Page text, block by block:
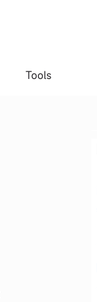
Tools